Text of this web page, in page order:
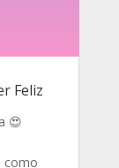
Feliz
😍
como